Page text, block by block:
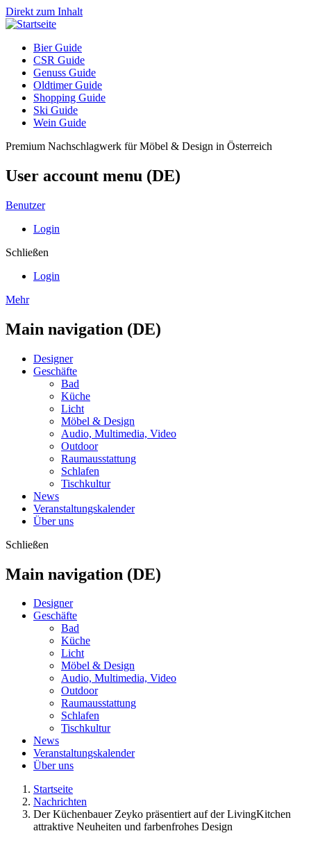
Direkt zum Inhalt
Bier Guide
CSR Guide
Genuss Guide
Oldtimer Guide
Shopping Guide
Ski Guide
Wein Guide
Premium Nachschlagwerk für Möbel & Design in Österreich
User account menu (DE)
Benutzer
Login
Schließen
Login
Mehr
Main navigation (DE)
Designer
Geschäfte
Bad
Küche
Licht
Möbel & Design
Audio, Multimedia, Video
Outdoor
Raumausstattung
Schlafen
Tischkultur
News
Veranstaltungskalender
Über uns
Schließen
Main navigation (DE)
Designer
Geschäfte
Bad
Küche
Licht
Möbel & Design
Audio, Multimedia, Video
Outdoor
Raumausstattung
Schlafen
Tischkultur
News
Veranstaltungskalender
Über uns
Startseite
Nachrichten
Der Küchenbauer Zeyko präsentiert auf der LivingKitchen
attraktive Neuheiten und farbenfrohes Design